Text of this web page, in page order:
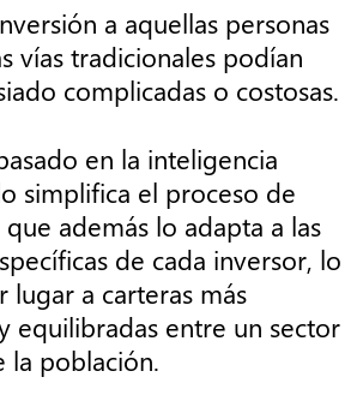
a aquellas personas
vías tradicionales podían
complicadas o costosas.
en la inteligencia
simplifica el proceso de
además lo adapta a las
de cada inversor, lo
lugar a carteras más
equilibradas entre un sector
la población.